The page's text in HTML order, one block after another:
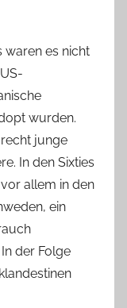
waren es nicht
wurden.
junge
In den Sixties
allem in den
ein
der Folge